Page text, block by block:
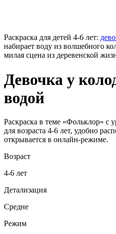
Раскраска для детей 4-6 лет:
набирает воду из волшебного
милая сцена из деревенской
Девочка у
водой
Раскраска в теме «Фольклор» с
для возраста 4-6 лет, удобно
открывается в онлайн-режиме.
Возраст
4-6 лет
Детализация
Средне
Режим